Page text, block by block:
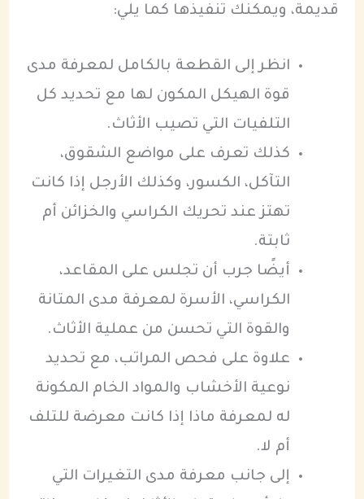
قديمة، ويمكنك تنفيذها كما يلي:
انظر إلى القطعة بالكامل لمعرفة مدى
قوة الهيكل المكون لها مع تحديد كل
التلفيات التي تصيب الأثاث.
كذلك تعرف على مواضع الشقوق،
التآكل، الكسور، وكذلك الأرجل إذا كانت
تهتز عند تحريك الكراسي والخزائن أم
ثابتة.
أيضًا جرب أن تجلس على المقاعد،
الكراسي، الأسرة لمعرفة مدى المتانة
والقوة التي تحسن من عملية الأثاث.
علاوة على فحص المراتب، مع تحديد
نوعية الأخشاب والمواد الخام المكونة
له لمعرفة ماذا إذا كانت معرضة للتلف
أم لا.
إلى جانب معرفة مدى التغيرات التي